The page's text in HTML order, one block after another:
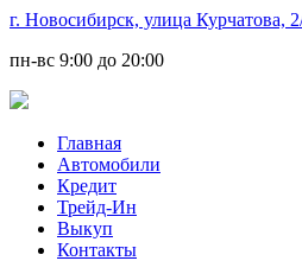
г. Новосибирск, улица Курчатова,
пн-вс 9:00 до 20:00
Главная
Автомобили
Кредит
Трейд-Ин
Выкуп
Контакты